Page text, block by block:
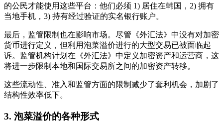
的公民才能使用这些平台：他们必须 1) 居住在韩国，2) 拥有
当地手机，3) 持有经过验证的实名银行账户。
最后，监管限制也在影响市场。尽管《外汇法》中没有对加密
货币进行定义，但利用泡菜溢价进行的大型交易已被面临起
诉。监管机构计划在《外汇法》中定义加密资产和运营商，这
将进一步限制本地和国际交易所之间的加密资产转移。
这些流动性、准入和监管方面的限制减少了套利机会，加剧了
结构性效率低下。
3. 泡菜溢价的各种形式